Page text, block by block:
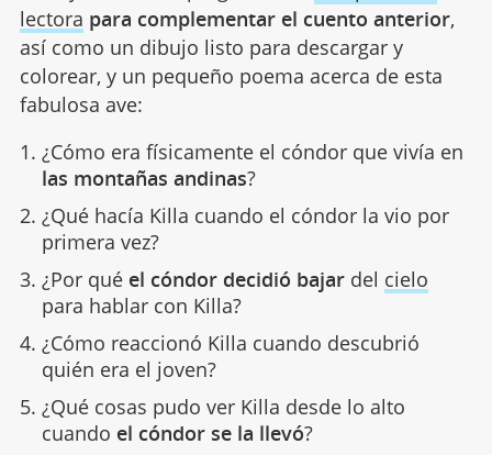
lectora para complementar el cuento anterior,
así como un dibujo listo para descargar y
colorear, y un pequeño poema acerca de esta
fabulosa ave:
¿Cómo era físicamente el cóndor que vivía en
las montañas andinas?
¿Qué hacía Killa cuando el cóndor la vio por
primera vez?
¿Por qué el cóndor decidió bajardel cielo
para hablar con Killa?
¿Cómo reaccionó Killa cuando descubrió
quién era el joven?
¿Qué cosas pudo ver Killa desde lo alto
cuando el cóndor se la llevó?